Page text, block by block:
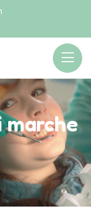
marche